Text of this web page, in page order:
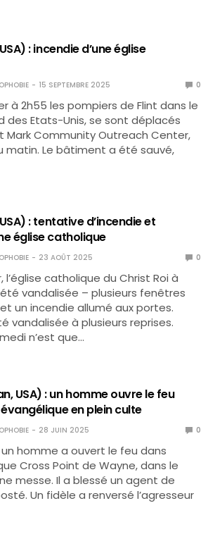
: incendie d’une église
15 SEPTEMBRE 2025 0
à 2h55 les pompiers de Flint dans le
des Etats-Unis, se sont déplacés
Mark Community Outreach Center,
matin. Le bâtiment a été sauvé,
: tentative d’incendie et
église catholique
23 AOÛT 2025 0
l’église catholique du Christ Roi à
été vandalisée – plusieurs fenêtres
un incendie allumé aux portes.
vandalisée à plusieurs reprises.
n’est que…
USA) : un homme ouvre le feu
en plein culte
28 JUIN 2025 0
un homme a ouvert le feu dans
Cross Point de Wayne, dans le
messe. Il a blessé un agent de
Un fidèle a renversé l’agresseur